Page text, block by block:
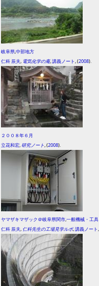
岐阜県,中部地方
仁科 辰夫, 電気化学の庵,講義ノート, (2008).
２００８年６月
立花和宏, 研究ノート, (2008).
ヤマザキマザック＠岐阜県関市,一般機械・工具
仁科 辰夫, 仁科先生の工場見学ルポ,講義ノート